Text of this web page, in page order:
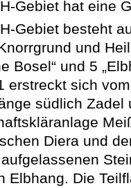
Gebiet hat eine
Gebiet besteht
und
Bosel“ und 5
erstreckt sich
südlich Zadel
Diera und
Elbhang. Die